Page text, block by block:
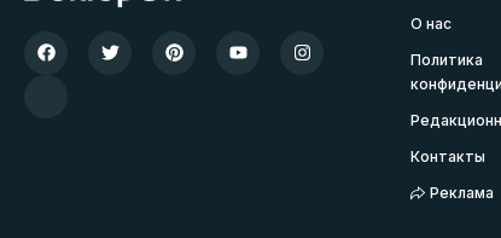
О нас
Политика
Контакты
Реклама